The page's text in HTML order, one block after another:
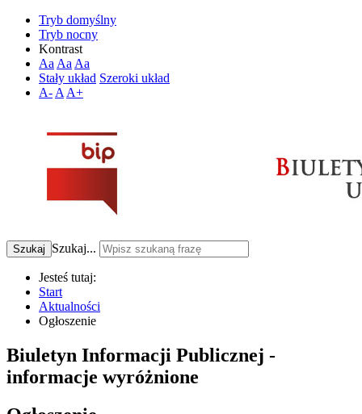
Tryb domyślny
Tryb nocny
Kontrast
Aa Aa Aa
Stały układ Szeroki układ
A- A A+
Szukaj Szukaj...
Jesteś tutaj:
Start
Aktualności
Ogłoszenie
Biuletyn Informacji Publicznej -
informacje wyróżnione